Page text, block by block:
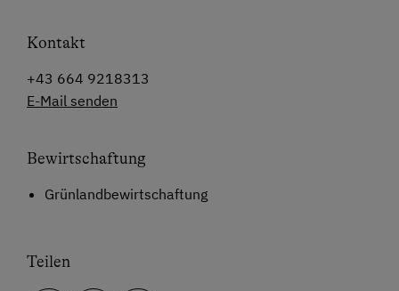
Kontakt
+43 664 9218313
E-Mail senden
Bewirtschaftung
Grünlandbewirtschaftung
Teilen